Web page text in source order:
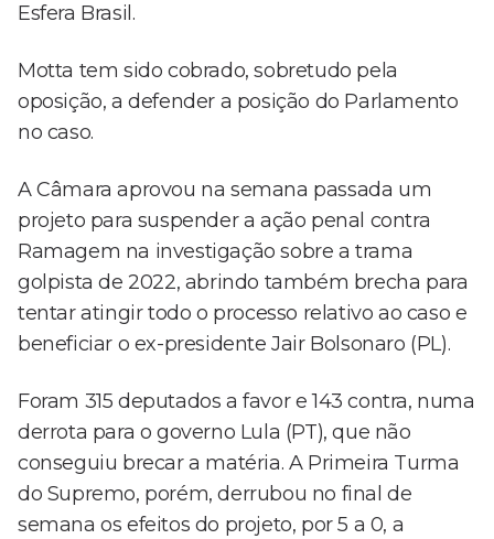
Esfera Brasil.
Motta tem sido cobrado, sobretudo pela
oposição, a defender a posição do Parlamento
no caso.
A Câmara aprovou na semana passada um
projeto para suspender a ação penal contra
Ramagem na investigação sobre a trama
golpista de 2022, abrindo também brecha para
tentar atingir todo o processo relativo ao caso e
beneficiar o ex-presidente Jair Bolsonaro (PL).
Foram 315 deputados a favor e 143 contra, numa
derrota para o governo Lula (PT), que não
conseguiu brecar a matéria. A Primeira Turma
do Supremo, porém, derrubou no final de
semana os efeitos do projeto, por 5 a 0, a